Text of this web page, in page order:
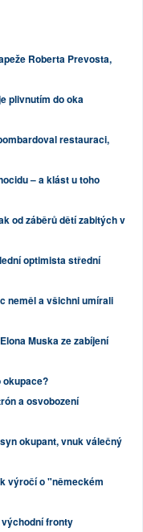
Roberta Prevosta,
plivnutím do oka
restauraci,
– a klást u toho
od záběrů dětí zabitých v
optimista střední
neměl a všichni umírali
Muska ze zabíjení
okupace?
a osvobození
okupant, vnuk válečný
výročí o "německém
fronty